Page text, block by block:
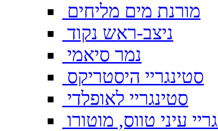
מורנת מים מליחים
ניצב-ראש נקוד
נמר סיאמי
סטינגריי היסטריקס
סטינגריי לאופלדי
עיני טווס, מוטורו